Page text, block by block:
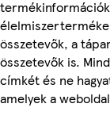
termékinformációk
összetevők, a
összetevők is.
címkét és ne
amelyek a